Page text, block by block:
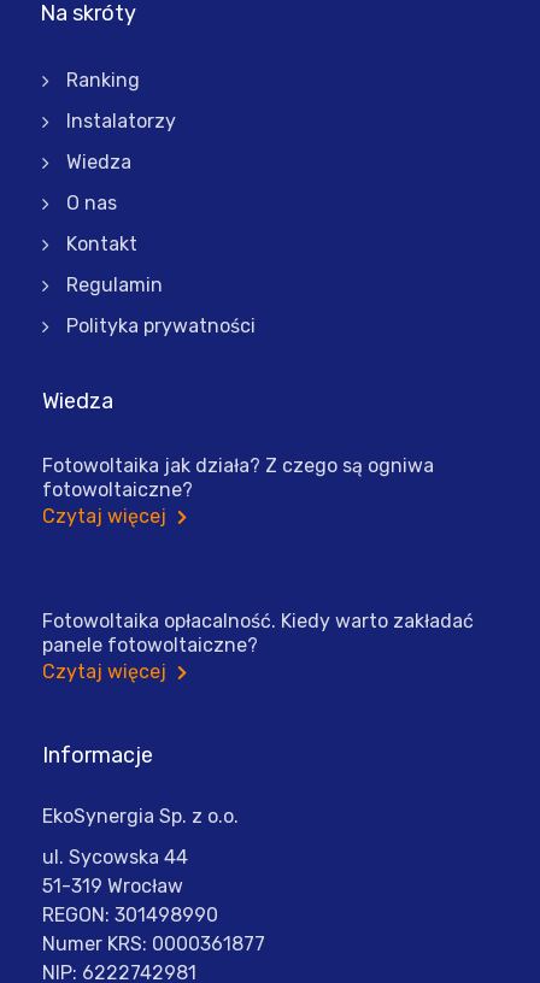
Na skróty
Ranking
Instalatorzy
Wiedza
O nas
Kontakt
Regulamin
Polityka prywatności
Wiedza
Fotowoltaika jak działa? Z czego są ogniwa
fotowoltaiczne?
Czytaj więcej
Fotowoltaika opłacalność. Kiedy warto zakładać
panele fotowoltaiczne?
Czytaj więcej
Informacje
EkoSynergia Sp. z o.o.
ul. Sycowska 44
51-319 Wrocław
REGON: 301498990
Numer KRS: 0000361877
NIP: 6222742981